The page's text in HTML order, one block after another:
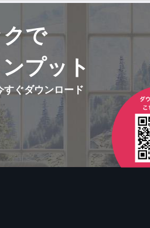
で
プット
すぐダウンロード